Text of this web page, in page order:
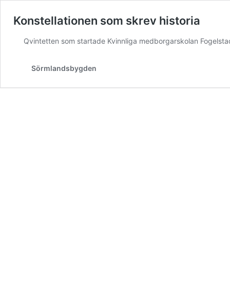
Konstellationen som skrev historia
Qvintetten som startade Kvinnliga medborgarskolan
Sörmlandsbygden